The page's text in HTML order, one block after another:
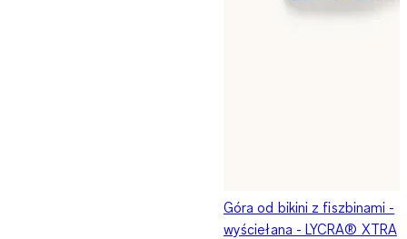
Góra od bikini z fiszbinami -
wyściełana - LYCRA® XTRA